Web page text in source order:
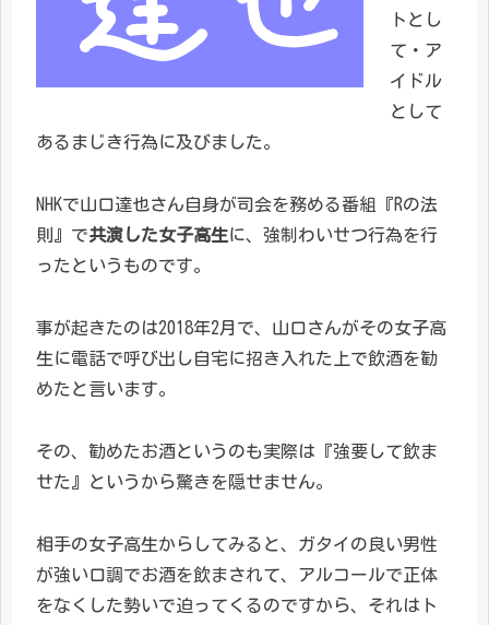
トとし
て・ア
イドル
として
あるまじき行為に及びました。
NHKで山口達也さん自身が司会を務める番組『Rの法
則』で共演した女子高生に、強制わいせつ行為を行
ったというものです。
事が起きたのは2018年2月で、山口さんがその女子高
生に電話で呼び出し自宅に招き入れた上で飲酒を勧
めたと言います。
その、勧めたお酒というのも実際は『強要して飲ま
せた』というから驚きを隠せません。
相手の女子高生からしてみると、ガタイの良い男性
が強い口調でお酒を飲まされて、アルコールで正体
をなくした勢いで迫ってくるのですから、それはト